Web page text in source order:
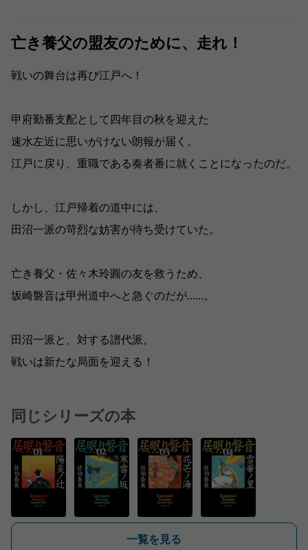
亡き養父の盟友のために、走れ！
戦いの舞台は再び江戸へ！
甲府勤番支配として四年目の秋を迎えた
速水左近に思いがけない朗報が届く。
江戸に戻り、重職である奏者番に就くことになったのだ。
しかし、江戸帰着の道中には、
田沼一派の苛烈な妨害が待ち受けていた。
亡き養父・佐々木玲圓の友を救うため、
坂崎磐音は甲州道中へと急ぐのだが……。
田沼一派と、対する譜代派。
戦いは新たな局面を迎える！
同じシリーズの本
一覧を見る